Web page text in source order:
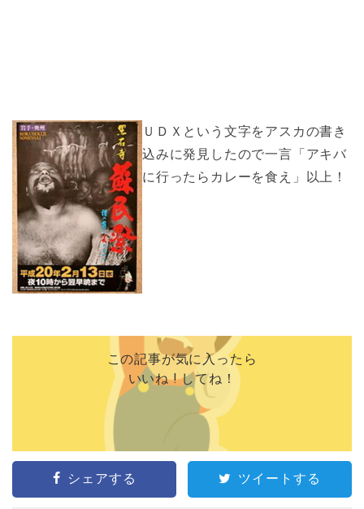
ＵＤＸという文字をアスカの書き
込みに発見したので一言「アキバ
に行ったらカレーを食え」以上！
この記事が気に入ったら
いいね ! してね！
シェアする ツイートする